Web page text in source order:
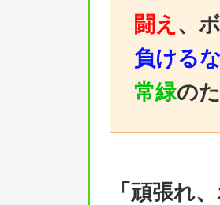
闘え 、
負ける
常緑の
「頑張れ